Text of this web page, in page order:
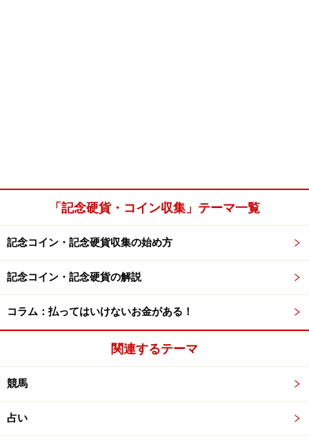
「記念硬貨・コイン収集」テーマ一覧
記念コイン・記念硬貨収集の始め方
記念コイン・記念硬貨の解説
コラム：払ってはいけないお金がある！
関連するテーマ
競馬
占い